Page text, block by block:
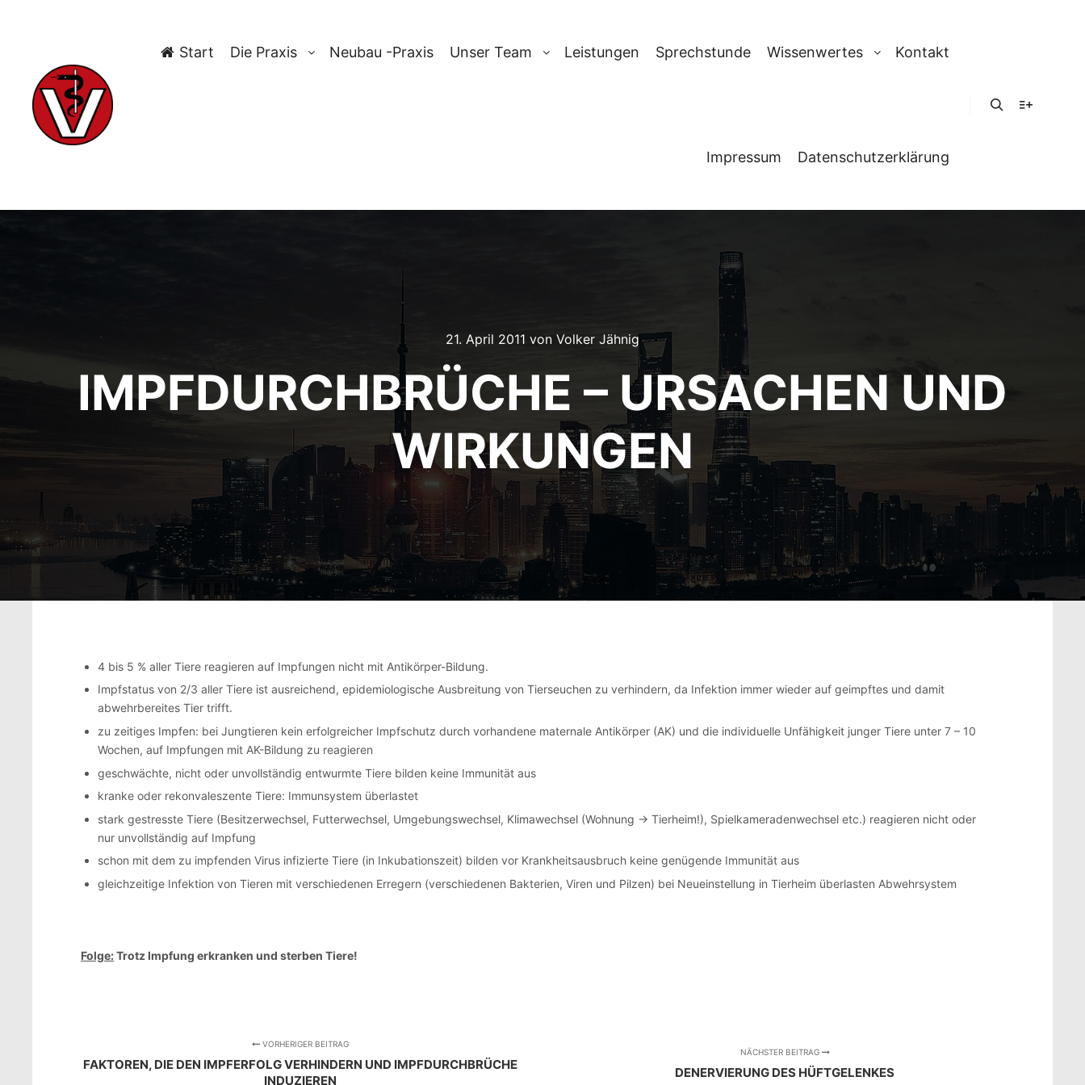
Start Die Praxis Neubau -Praxis Unser Team Leistungen Sprechstunde Wissenwertes Kontakt
Impressum Datenschutzerklärung
21. April 2011 von Volker Jähnig
IMPFDURCHBRÜCHE – URSACHEN UND
WIRKUNGEN
4 bis 5 % aller Tiere reagieren auf Impfungen nicht mit Antikörper-Bildung.
Impfstatus von 2/3 aller Tiere ist ausreichend, epidemiologische Ausbreitung von Tierseuchen zu verhindern, da Infektion immer wieder auf geimpftes und damit
abwehrbereites Tier trifft.
zu zeitiges Impfen: bei Jungtieren kein erfolgreicher Impfschutz durch vorhandene maternale Antikörper (AK) und die individuelle Unfähigkeit junger Tiere unter 7 – 10
Wochen, auf Impfungen mit AK-Bildung zu reagieren
geschwächte, nicht oder unvollständig entwurmte Tiere bilden keine Immunität aus
kranke oder rekonvaleszente Tiere: Immunsystem überlastet
stark gestresste Tiere (Besitzerwechsel, Futterwechsel, Umgebungswechsel, Klimawechsel (Wohnung -> Tierheim!), Spielkameradenwechsel etc.) reagieren nicht oder
nur unvollständig auf Impfung
schon mit dem zu impfenden Virus infizierte Tiere (in Inkubationszeit) bilden vor Krankheitsausbruch keine genügende Immunität aus
gleichzeitige Infektion von Tieren mit verschiedenen Erregern (verschiedenen Bakterien, Viren und Pilzen) bei Neueinstellung in Tierheim überlasten Abwehrsystem
Folge:Trotz Impfung erkranken und sterben Tiere!
VORHERIGER BEITRAG
FAKTOREN, DIE DEN IMPFERFOLG VERHINDERN UND IMPFDURCHBRÜCHE
INDUZIEREN
NÄCHSTER BEITRAG
DENERVIERUNG DES HÜFTGELENKES